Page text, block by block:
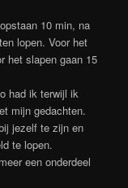
10 min, na
lopen. Voor het
het slapen gaan 15
had ik terwijl ik
mijn gedachten.
jezelf te zijn en
te lopen.
een onderdeel